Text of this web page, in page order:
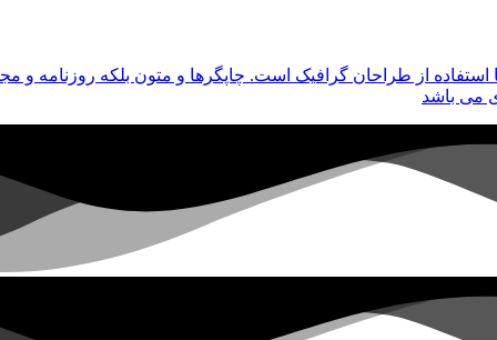
از طراحان گرافیک است. چاپگرها و متون بلکه روزنامه
می باشد